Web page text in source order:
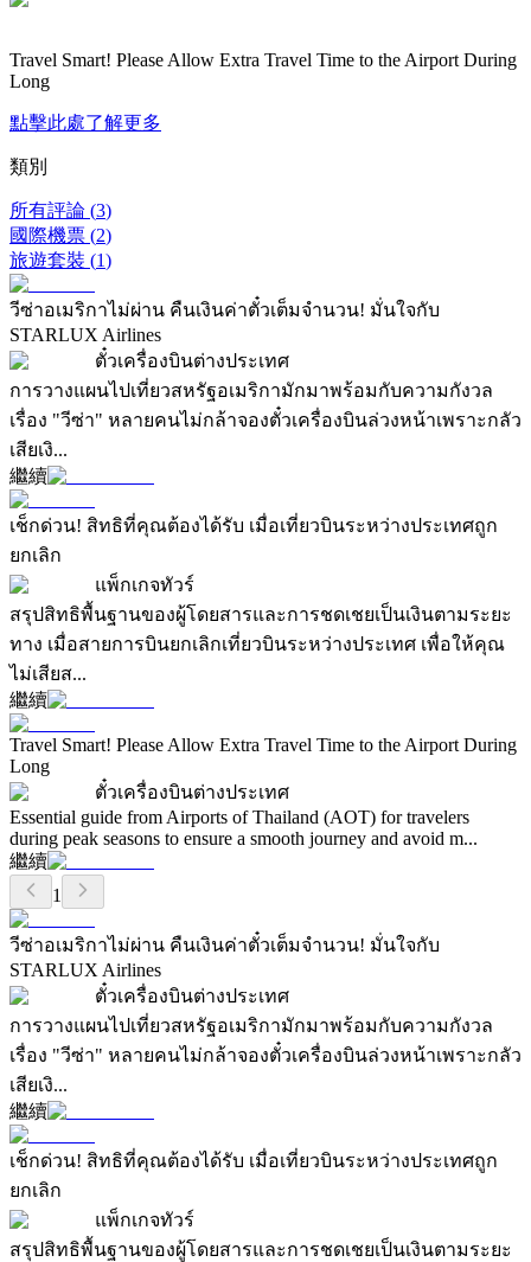
Travel Smart! Please Allow Extra Travel Time to the Airport During
Long
點擊此處了解更多
類別
所有評論 (3)
國際機票 (2)
旅遊套裝 (1)
วีซ่าอเมริกาไม่ผ่าน คืนเงินค่าตั๋วเต็มจำนวน! มั่นใจกับ
STARLUX Airlines
ตั๋วเครื่องบินต่างประเทศ
การวางแผนไปเที่ยวสหรัฐอเมริกามักมาพร้อมกับความกังวล
เรื่อง "วีซ่า" หลายคนไม่กล้าจองตั๋วเครื่องบินล่วงหน้าเพราะกลัว
เสียเงิ...
繼續
เช็กด่วน! สิทธิที่คุณต้องได้รับ เมื่อเที่ยวบินระหว่างประเทศถูก
ยกเลิก
แพ็กเกจทัวร์
สรุปสิทธิพื้นฐานของผู้โดยสารและการชดเชยเป็นเงินตามระยะ
ทาง เมื่อสายการบินยกเลิกเที่ยวบินระหว่างประเทศ เพื่อให้คุณ
ไม่เสียส...
繼續
Travel Smart! Please Allow Extra Travel Time to the Airport During
Long
ตั๋วเครื่องบินต่างประเทศ
Essential guide from Airports of Thailand (AOT) for travelers
during peak seasons to ensure a smooth journey and avoid m...
繼續
1
วีซ่าอเมริกาไม่ผ่าน คืนเงินค่าตั๋วเต็มจำนวน! มั่นใจกับ
STARLUX Airlines
ตั๋วเครื่องบินต่างประเทศ
การวางแผนไปเที่ยวสหรัฐอเมริกามักมาพร้อมกับความกังวล
เรื่อง "วีซ่า" หลายคนไม่กล้าจองตั๋วเครื่องบินล่วงหน้าเพราะกลัว
เสียเงิ...
繼續
เช็กด่วน! สิทธิที่คุณต้องได้รับ เมื่อเที่ยวบินระหว่างประเทศถูก
ยกเลิก
แพ็กเกจทัวร์
สรุปสิทธิพื้นฐานของผู้โดยสารและการชดเชยเป็นเงินตามระยะ